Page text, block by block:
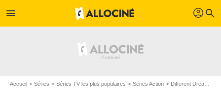
menu profil search
Accueil Séries Séries TV les plus populaires Séries Action Different Dreams